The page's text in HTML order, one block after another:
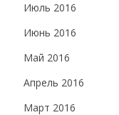
Июль 2016
Июнь 2016
Май 2016
Апрель 2016
Март 2016